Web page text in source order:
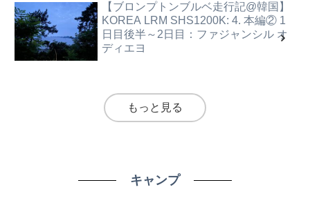
【ブロンプトンブルベ走行記@韓国】
KOREA LRM SHS1200K: 4. 本編② 1
日目後半～2日目：ファジャンシル オ
ディエヨ
もっと見る
キャンプ